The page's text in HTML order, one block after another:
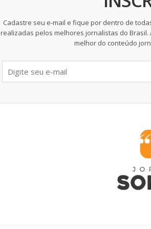
Cadastre seu e-mail e fique por dentro de
realizadas pelos melhores jornalistas do Brasil.
melhor do conteúdo